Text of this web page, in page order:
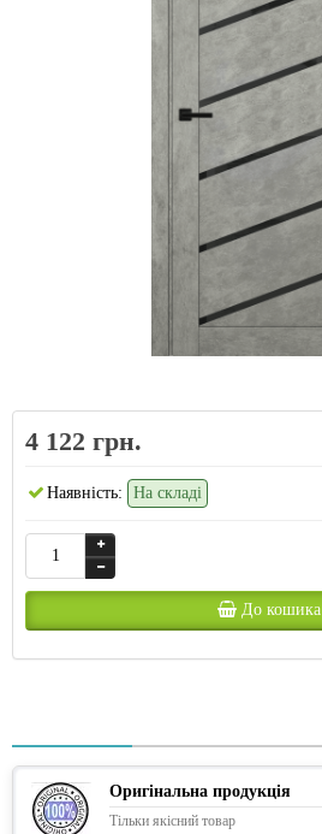
4 122 грн.
Наявність: На складі
До кошика
Оригінальна продукція
Тільки якісний товар